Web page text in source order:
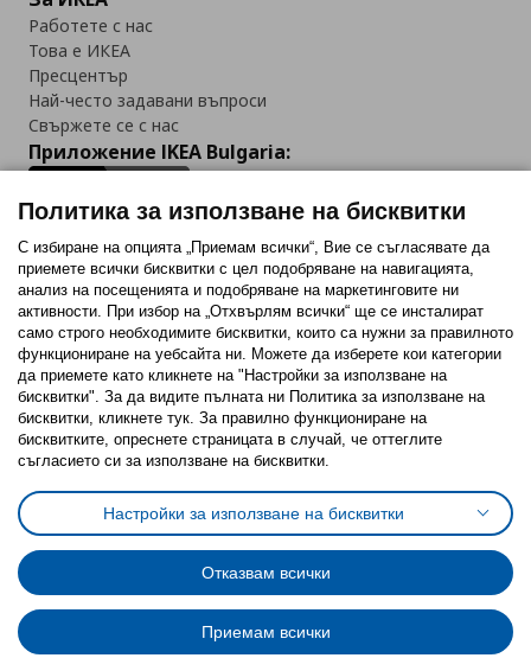
Работете с нас
Това е ИКЕА
Пресцентър
Най-често задавани въпроси
Свържете се с нас
Приложение IKEA Bulgaria:
Последвайте ни:
FacebookTwitterYoutubePinterestInstagram
Политика за използване на бисквитки (Cookies)
Избор на настройки за използване на бисквитки
Условия за ползване на ikea.bgОбща политика за личните данни
Политика за защита на личните данни на ikea.bg
Общи условия на програма IKEA Family
Политика за защита на лични данни на програма IKEA Family
Политика за използване на бисквитки
С избиране на опцията „Приемам всички“, Вие се съгласявате да
приемете всички бисквитки с цел подобряване на навигацията,
анализ на посещенията и подобряване на маркетинговите ни
активности. При избор на „Отхвърлям всички“ ще се инсталират
само строго необходимитe бисквитки, които са нужни за правилното
функциониране на уебсайта ни. Можете да изберете кои категории
да приемете като кликнете на "Настройки за използване на
бисквитки". За да видите пълната ни Политика за използване на
бисквитки, кликнете тук. За правилно функциониране на
бисквитките, опреснете страницата в случай, че оттеглите
съгласието си за използване на бисквитки.
Настройки за използване на бисквитки
Отказвам всички
Приемам всички